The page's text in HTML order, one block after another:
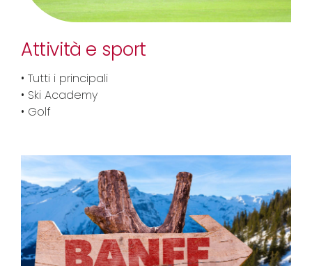
Attività e sport
• Tutti i principali
• Ski Academy
• Golf